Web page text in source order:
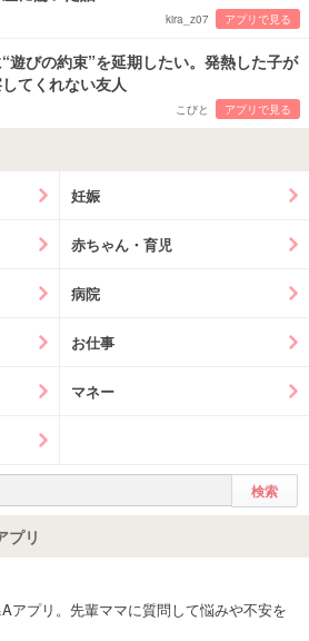
kira_z07 アプリで見る
遊びの約束”を延期したい。発熱した子が
てくれない友人
こびと アプリで見る
妊娠
赤ちゃん・育児
病院
お仕事
マネー
プリ
アプリ。先輩ママに質問して悩みや不安を